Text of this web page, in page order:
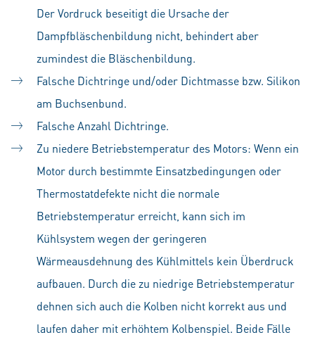
Der Vordruck beseitigt die Ursache der
Dampfbläschenbildung nicht, behindert aber
zumindest die Bläschenbildung.
Falsche Dichtringe und/oder Dichtmasse bzw. Silikon
am Buchsenbund.
Falsche Anzahl Dichtringe.
Zu niedere Betriebstemperatur des Motors: Wenn ein
Motor durch bestimmte Einsatzbedingungen oder
Thermostatdefekte nicht die normale
Betriebstemperatur erreicht, kann sich im
Kühlsystem wegen der geringeren
Wärmeausdehnung des Kühlmittels kein Überdruck
aufbauen. Durch die zu niedrige Betriebstemperatur
dehnen sich auch die Kolben nicht korrekt aus und
laufen daher mit erhöhtem Kolbenspiel. Beide Fälle